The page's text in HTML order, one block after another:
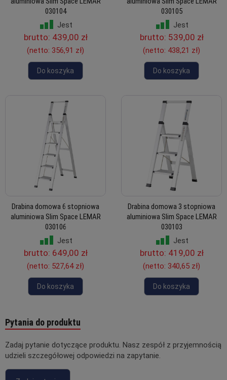
030104
Jest
brutto: 439,00 zł
(netto: 356,91 zł)
Do koszyka
030105
Jest
brutto: 539,00 zł
(netto: 438,21 zł)
Do koszyka
Drabina domowa 6 stopniowa
aluminiowa Slim Space LEMAR
030106
Jest
brutto: 649,00 zł
(netto: 527,64 zł)
Do koszyka
Drabina domowa 3 stopniowa
aluminiowa Slim Space LEMAR
030103
Jest
brutto: 419,00 zł
(netto: 340,65 zł)
Do koszyka
Pytania do produktu
Zadaj pytanie dotyczące produktu. Nasz zespół z przyjemnością
udzieli szczegółowej odpowiedzi na zapytanie.